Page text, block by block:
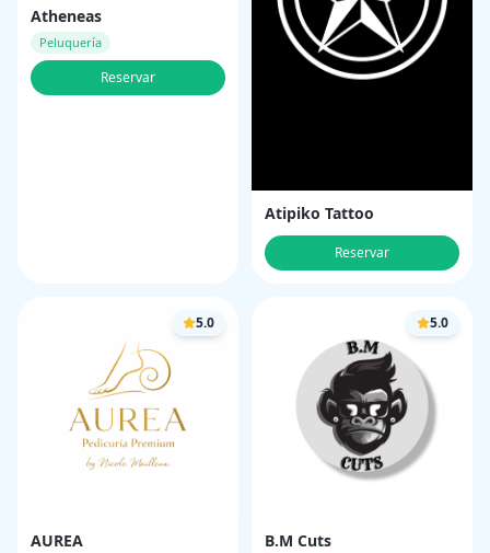
Atheneas
Peluquería
Reservar
Atipiko Tattoo
Reservar
5.0
AUREA
5.0
B.M Cuts